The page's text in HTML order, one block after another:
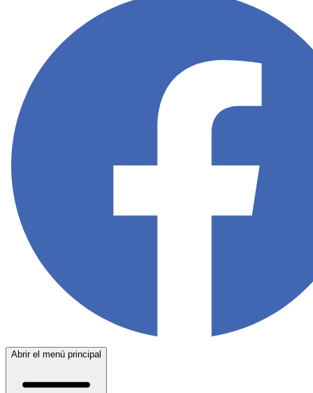
Abrir el menú principal